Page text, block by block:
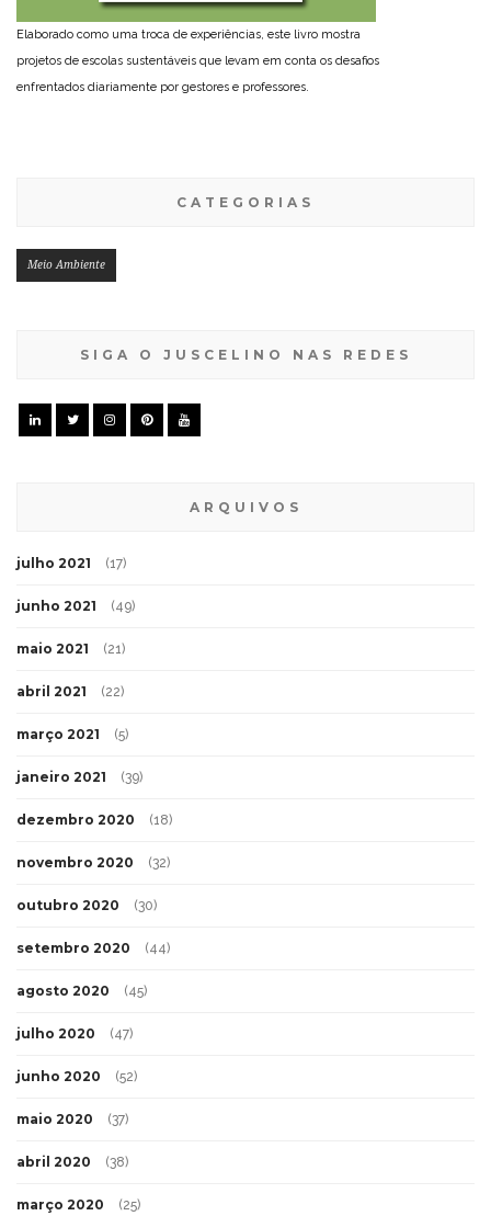
Elaborado como uma troca de experiências, este livro mostra
projetos de escolas sustentáveis que levam em conta os desafios
enfrentados diariamente por gestores e professores.
CATEGORIAS
Meio Ambiente
SIGA O JUSCELINO NAS REDES
ARQUIVOS
julho 2021 (17)
junho 2021 (49)
maio 2021 (21)
abril 2021 (22)
março 2021 (5)
janeiro 2021 (39)
dezembro 2020 (18)
novembro 2020 (32)
outubro 2020 (30)
setembro 2020 (44)
agosto 2020 (45)
julho 2020 (47)
junho 2020 (52)
maio 2020 (37)
abril 2020 (38)
março 2020 (25)